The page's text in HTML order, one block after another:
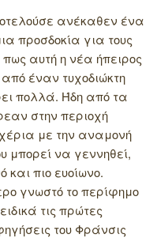
ανέκαθεν ένα
προσδοκία για τους
αυτή η νέα ήπειρος
έναν τυχοδιώκτη
πολλά. Ήδη από τα
στην περιοχή
με την αναμονή
μπορεί να γεννηθεί,
πιο ευοίωνο.
γνωστό το περίφημο
τις πρώτες
του Φράνσις